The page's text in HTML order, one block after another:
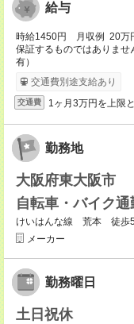
給与
時給1450円 月収例 20万
保証するものではありま
有）
交通費別途支給あり
交通費 1ヶ月3万円を上限
勤務地
大阪府東大阪市
自転車・バイク
けいはんな線 荒本 徒歩
メーカー
勤務曜日
土日祝休